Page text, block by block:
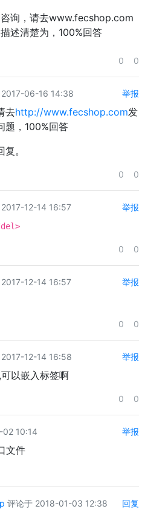
询，请去www.fecshop.com
述清楚为，100%回答
0 0
2017-06-16 14:38 举报
去http://www.fecshop.com发
题，100%回答
。
0 0
12-14 16:57 举报
del>
0 0
12-14 16:57 举报
0 0
12-14 16:58 举报
以嵌入标签啊
0 0
02 10:14 举报
文件
评论于 2018-01-03 12:38 回复